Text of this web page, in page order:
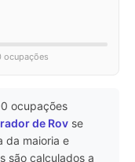
ocupações
ocupações
de Rov se
da maioria e
são calculados a